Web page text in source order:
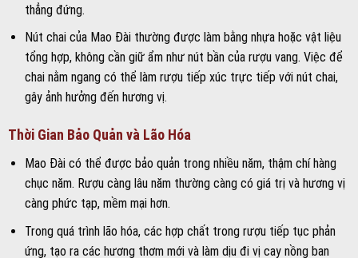
thẳng đứng.
Nút chai của Mao Đài thường được làm bằng nhựa hoặc vật liệu
tổng hợp, không cần giữ ẩm như nút bần của rượu vang. Việc để
chai nằm ngang có thể làm rượu tiếp xúc trực tiếp với nút chai,
gây ảnh hưởng đến hương vị.
Thời Gian Bảo Quản và Lão Hóa
Mao Đài có thể được bảo quản trong nhiều năm, thậm chí hàng
chục năm. Rượu càng lâu năm thường càng có giá trị và hương vị
càng phức tạp, mềm mại hơn.
Trong quá trình lão hóa, các hợp chất trong rượu tiếp tục phản
ứng, tạo ra các hương thơm mới và làm dịu đi vị cay nồng ban